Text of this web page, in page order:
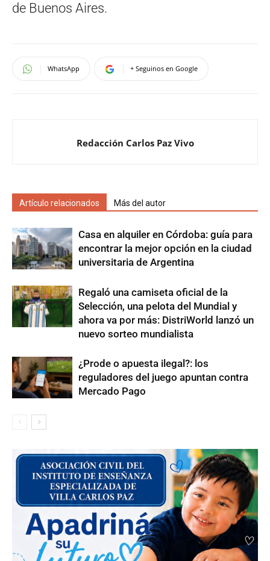
de Buenos Aires.
WhatsApp + Seguinos en Google
Redacción Carlos Paz Vivo
Artículo relacionados Más del autor
Casa en alquiler en Córdoba: guía para
encontrar la mejor opción en la ciudad
universitaria de Argentina
Regaló una camiseta oficial de la
Selección, una pelota del Mundial y
ahora va por más: DistriWorld lanzó un
nuevo sorteo mundialista
¿Prode o apuesta ilegal?: los
reguladores del juego apuntan contra
Mercado Pago